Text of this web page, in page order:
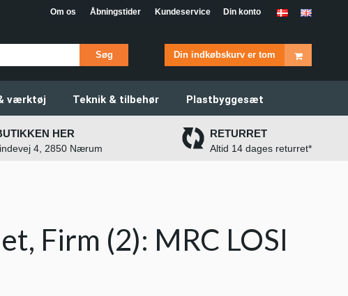
Om os Åbningstider Kundeservice Din konto
Søg Din indkøbskurv er tom
værktøj Teknik & tilbehør Plastbyggesæt
HER
4, 2850 Nærum
RETURRET
Altid 14 dages returret*
Firm (2): MRC LOSI